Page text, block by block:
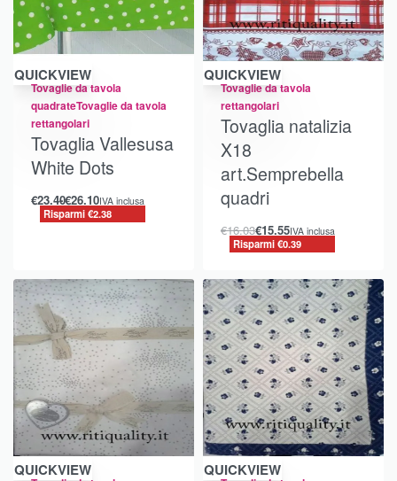
Risparmi €2.38
QUICKVIEW
Tovaglie da tavola
quadrateTovaglie da tavola
rettangolari
Tovaglia Vallesusa
White Dots
€23.40€26.10IVA inclusa
Risparmi €2.38
Risparmi €0.39
QUICKVIEW
Tovaglie da tavola
rettangolari
Tovaglia natalizia
X18
art.Semprebella
quadri
€16.03€15.55IVA inclusa
Risparmi €0.39
Risparmi €1.46
QUICKVIEW Risparmi €1.71
QUICKVIEW